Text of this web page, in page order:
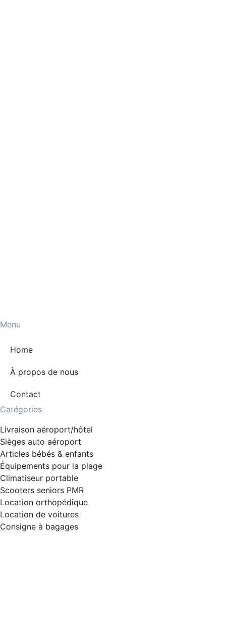
Menu
Home
À propos de nous
Contact
Catégories
Livraison aéroport/hôtel
Sièges auto aéroport
Articles bébés & enfants
Équipements pour la plage
Climatiseur portable
Scooters seniors PMR
Location orthopédique
Location de voitures
Consigne à bagages